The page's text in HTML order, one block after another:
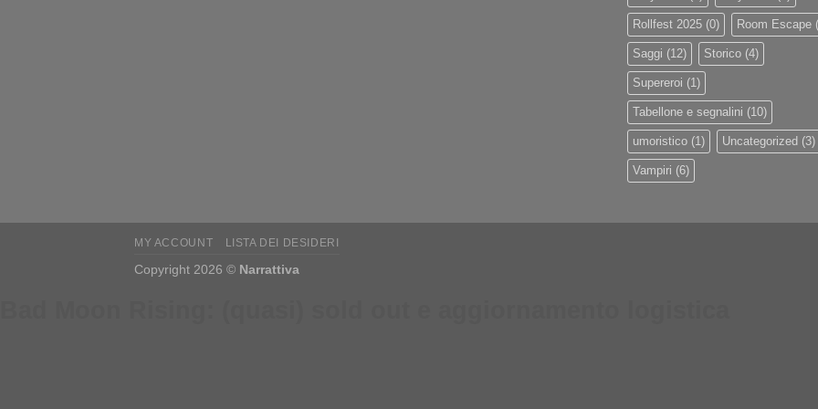
Rollfest 2025 (0) Room Escape
Saggi (12) Storico (4)
Supereroi (1)
Tabellone e segnalini (10)
umoristico (1) Uncategorized (3)
Vampiri (6)
MY ACCOUNT LISTA DEI DESIDERI
Copyright 2026 © Narrattiva